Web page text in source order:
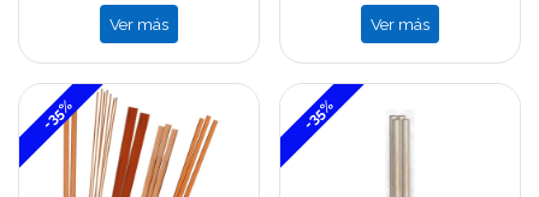
Ver más Ver más
-35% -35%